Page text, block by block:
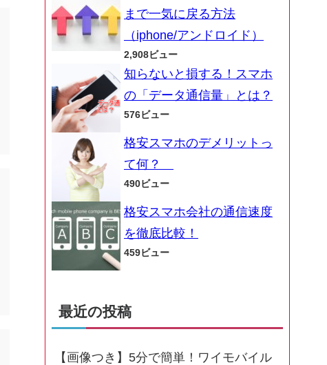
まで一気に戻る方法
（iphone/アンドロイド）
2,908ビュー
知らないと損する！スマホ
の「データ通信量」とは？
576ビュー
格安スマホのデメリットっ
て何？
490ビュー
格安スマホ会社の通信速度
を徹底比較！
459ビュー
最近の投稿
【画像つき】5分で簡単！ワイモバイル